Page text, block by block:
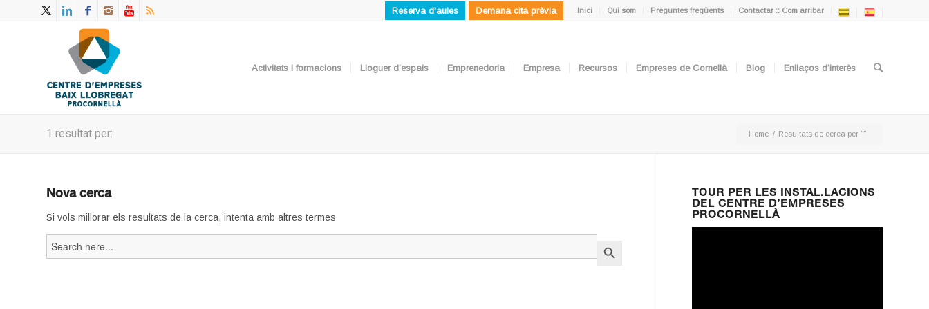
Inici Qui som Preguntes freqüents Contactar :: Com arribar
Reserva d'aules Demana cita prèvia
Activitats i formacions Lloguer d’espais Emprenedoria Empresa Recursos Empreses de Cornellà Blog Enllaços d’interès
1 resultat per: Home / Resultats de cerca per ""
Nova cerca
Si vols millorar els resultats de la cerca, intenta amb altres termes
Search
for:
TOUR PER LES INSTAL.LACIONS
DEL CENTRE D’EMPRESES
PROCORNELLÀ